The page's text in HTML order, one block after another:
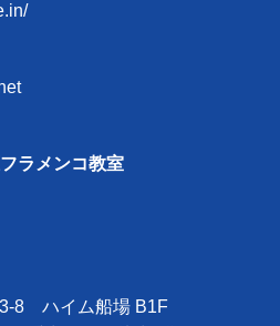
ラメンコ教室
8 ハイム船場 B1F